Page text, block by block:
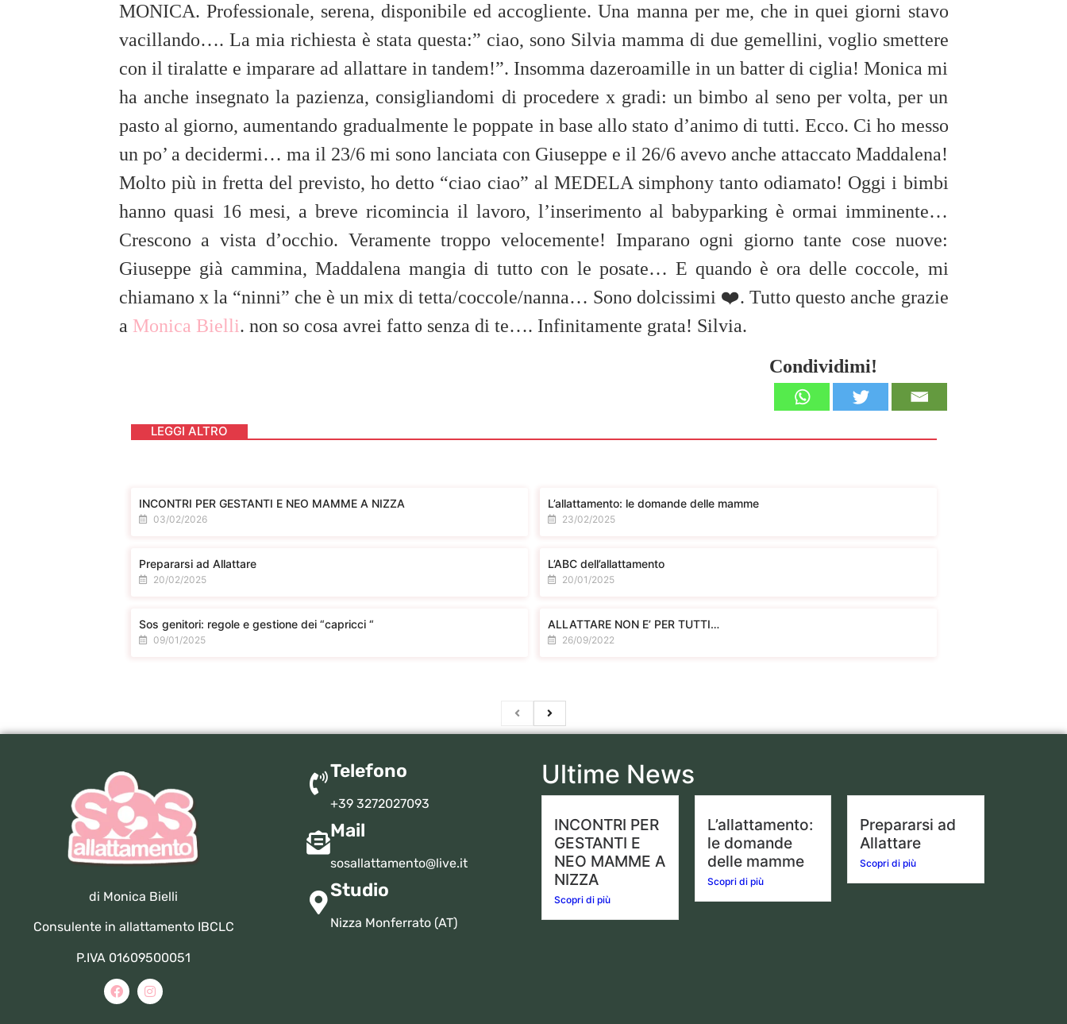
MONICA. Professionale, serena, disponibile ed accogliente. Una manna per me, che in quei giorni stavo
vacillando…. La mia richiesta è stata questa:” ciao, sono Silvia mamma di due gemellini, voglio smettere
con il tiralatte e imparare ad allattare in tandem!”. Insomma dazeroamille in un batter di ciglia! Monica mi
ha anche insegnato la pazienza, consigliandomi di procedere x gradi: un bimbo al seno per volta, per un
pasto al giorno, aumentando gradualmente le poppate in base allo stato d’animo di tutti. Ecco. Ci ho messo
un po’ a decidermi… ma il 23/6 mi sono lanciata con Giuseppe e il 26/6 avevo anche attaccato Maddalena!
Molto più in fretta del previsto, ho detto “ciao ciao” al MEDELA simphony tanto odiamato! Oggi i bimbi
hanno quasi 16 mesi, a breve ricomincia il lavoro, l’inserimento al babyparking è ormai imminente…
Crescono a vista d’occhio. Veramente troppo velocemente! Imparano ogni giorno tante cose nuove:
Giuseppe già cammina, Maddalena mangia di tutto con le posate… E quando è ora delle coccole, mi
chiamano x la “ninni” che è un mix di tetta/coccole/nanna… Sono dolcissimi ❤️. Tutto questo anche grazie
aMonica Bielli. non so cosa avrei fatto senza di te…. Infinitamente grata! Silvia.
Condividimi!
LEGGI ALTRO
INCONTRI PER GESTANTI E NEO MAMME A NIZZA
03/02/2026
L’allattamento: le domande delle mamme
23/02/2025
Prepararsi ad Allattare
20/02/2025
L’ABC dell’allattamento
20/01/2025
Sos genitori: regole e gestione dei “capricci “
09/01/2025
ALLATTARE NON E’ PER TUTTI…
26/09/2022
di Monica Bielli
Consulente in allattamento IBCLC
P.IVA 01609500051
Telefono
+39 3272027093
Mail
sosallattamento@live.it
Studio
Nizza Monferrato (AT)
Ultime News
INCONTRI PER
GESTANTI E
NEO MAMME A
NIZZA
Scopri di più
L’allattamento:
le domande
delle mamme
Scopri di più
Prepararsi ad
Allattare
Scopri di più